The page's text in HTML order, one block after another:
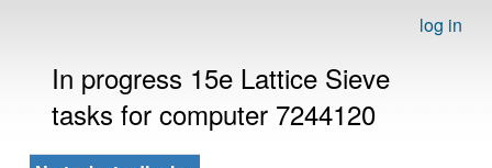
log in
In progress 15e Lattice Sieve
tasks for computer 7244120